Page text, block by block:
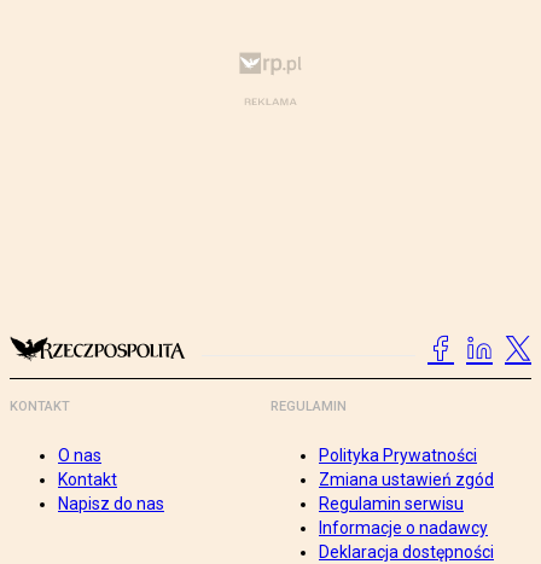
KONTAKT
O nas
Kontakt
Napisz do nas
REGULAMIN
Polityka Prywatności
Zmiana ustawień zgód
Regulamin serwisu
Informacje o nadawcy
Deklaracja dostępności